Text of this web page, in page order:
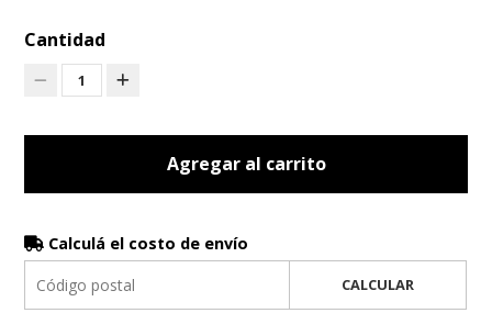
Cantidad
1
Agregar al carrito
Calculá el costo de envío
CALCULAR